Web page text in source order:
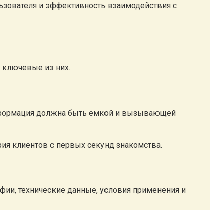
и эффективность взаимодействия с
ключевые из них.
должна быть ёмкой и вызывающей
клиентов с первых секунд знакомства.
технические данные, условия применения и